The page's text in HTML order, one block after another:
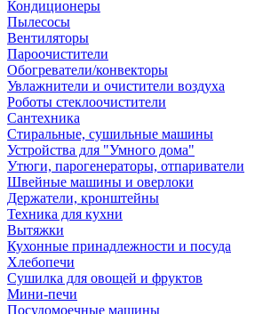
Кондиционеры
Пылесосы
Вентиляторы
Пароочистители
Обогреватели/конвекторы
Увлажнители и очистители воздуха
Роботы стеклоочистители
Сантехника
Стиральные, сушильные машины
Устройства для "Умного дома"
Утюги, парогенераторы, отпариватели
Швейные машины и оверлоки
Держатели, кронштейны
Техника для кухни
Вытяжки
Кухонные принадлежности и посуда
Хлебопечи
Сушилка для овощей и фруктов
Мини-печи
Посудомоечные машины